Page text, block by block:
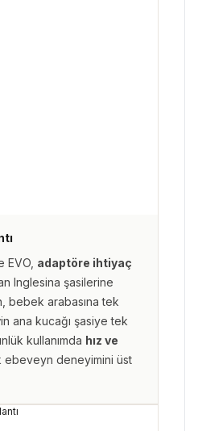
EVO, adaptöre ihtiyaç
Inglesina şasilerine
bebek arabasına tek
ana kucağı şasiye tek
kullanımda hız ve
ebeveyn deneyimini üst